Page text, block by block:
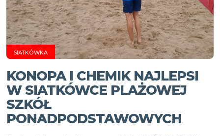
SIATKÓWKA
KONOPA I CHEMIK NAJLEPSI
W SIATKÓWCE PLAŻOWEJ
SZKÓŁ
PONADPODSTAWOWYCH